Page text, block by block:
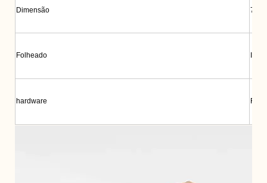
Dimensão
Folheado
hardware